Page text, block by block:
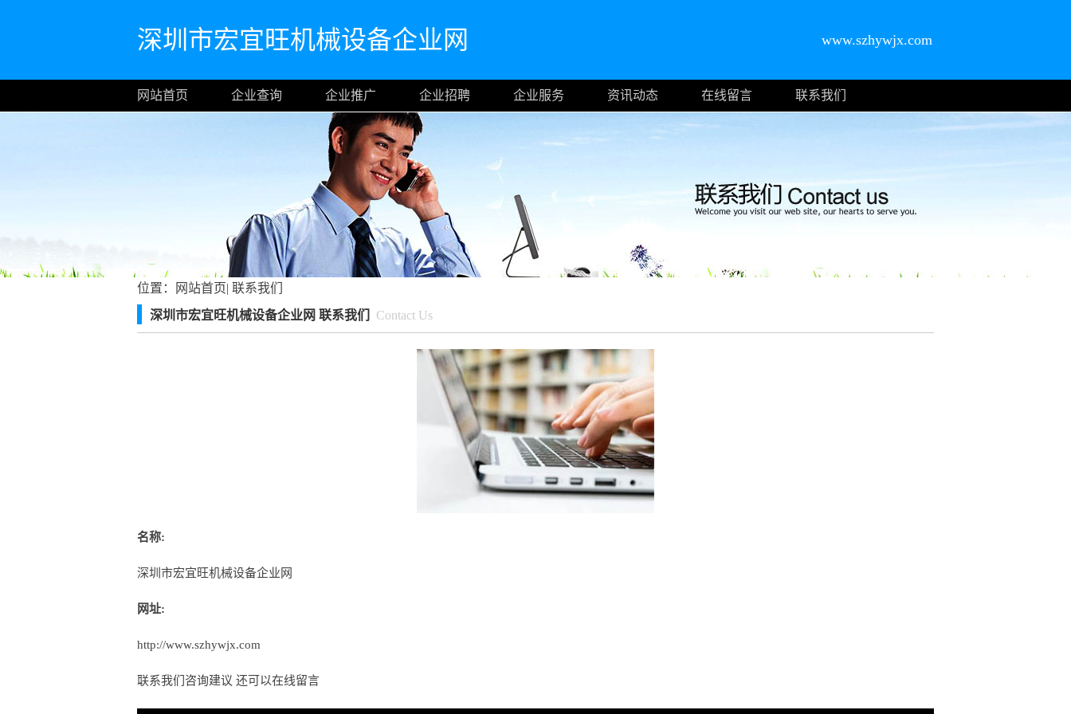
深圳市宏宜旺机械设备企业网 www.szhywjx.com
网站首页 企业查询 企业推广 企业招聘 企业服务 资讯动态 在线留言 联系我们
位置： 网站首页| 联系我们
深圳市宏宜旺机械设备企业网 联系我们
Contact Us
名称:
深圳市宏宜旺机械设备企业网
网址:
http://www.szhywjx.com
联系我们咨询建议 还可以在线留言